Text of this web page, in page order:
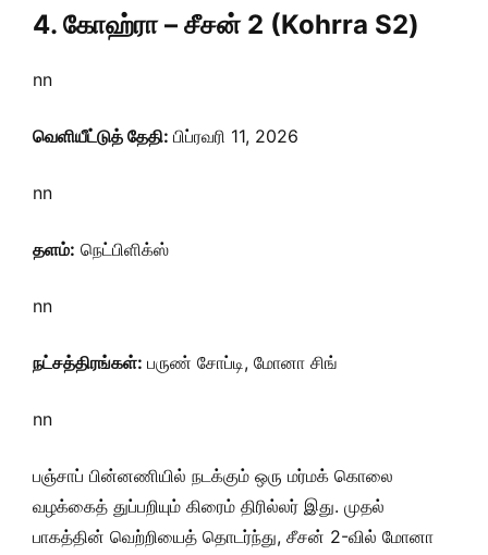
4. கோஹ்ரா – சீசன் 2 (Kohrra S2)
nn
வெளியீட்டுத் தேதி: பிப்ரவரி 11, 2026
nn
தளம்: நெட்பிளிக்ஸ்
nn
நட்சத்திரங்கள்: பருண் சோப்டி, மோனா சிங்
nn
பஞ்சாப் பின்னணியில் நடக்கும் ஒரு மர்மக் கொலை
வழக்கைத் துப்பறியும் கிரைம் திரில்லர் இது. முதல்
பாகத்தின் வெற்றியைத் தொடர்ந்து, சீசன் 2-வில் மோனா